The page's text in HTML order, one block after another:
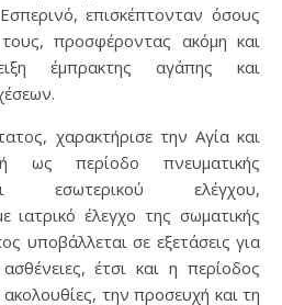
επισκέπτονταν όσους
προσφέροντας ακόμη και
έμπρακτης αγάπης και
χαρακτήρισε την Αγία και
ως περίοδο πνευματικής
εσωτερικού ελέγχου,
ιατρικό έλεγχο της σωματικής
υποβάλλεται σε εξετάσεις για
έτσι και η περίοδος
την προσευχή και τη